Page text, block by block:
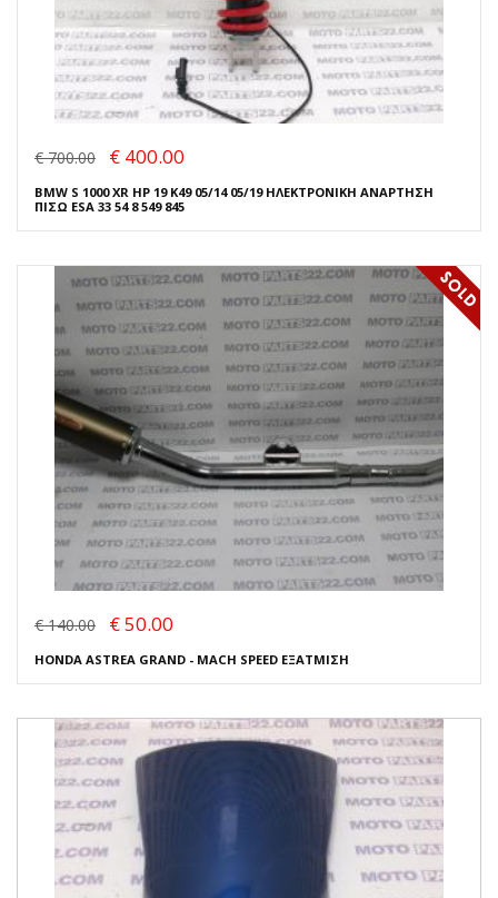
€ 700.00 € 400.00
BMW S 1000 XR HP 19 K49 05/14 05/19 ΗΛΕΚΤΡΟΝΙΚΗ ΑΝΑΡΤΗΣΗ
ΠΙΣΩ ESA 33 54 8 549 845
€ 140.00 € 50.00
HONDA ASTREA GRAND - MACH SPEED ΕΞΑΤΜΙΣΗ